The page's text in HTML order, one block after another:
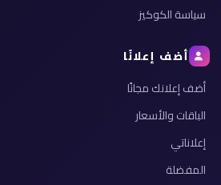
سياسة الكوكيز
أضف إعلانًا
أضف إعلانك مجانًا
الباقات والأسعار
إعلاناتي
المفضلة